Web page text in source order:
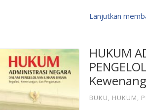
Lanjutkan
HUKUM
BUKU HUKUM